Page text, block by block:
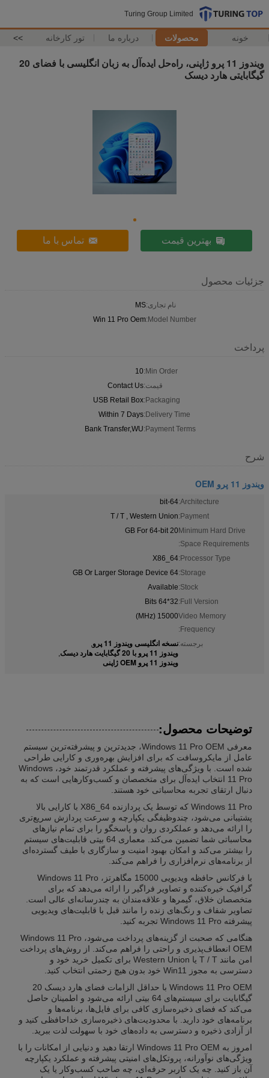
Turing Group Limited
خونه محصولات درباره ما تور کارخانه >>
ویندوز 11 پرو ژاپنی، راه‌حل ایده‌آل به زبان انگلیسی با فضای 20
گیگابایتی هارد دیسک
بهترین قیمت تماس با ما
جزئیات محصول
نام تجاری:MS
Model Number:
Win 11 Pro Oem
پرداخت
Min Order:
10
قیمت:Contact Us
Packaging:
USB Retail Box
Delivery Time:
Within 7 Days
Payment Terms:
Bank Transfer,WU
شرح
ویندوز 11 پرو OEM
Architecture:
64-bit
Payment:
T / T , Western Union
Minimum Hard Drive
Space Requirements:
20 GB For 64-bit
Processor Type:
X86_64
Storage:
64 GB Or Larger Storage Device
Stock:
Available
Full Version:
32*64 Bits
Video Memory
Frequency:
15000 (MHz)
برجسته:نسخه انگلیسی ویندوز 11 پرو ,
ویندوز 11 پرو با 20 گیگابایت هارد دیسک ,
ویندوز 11 پرو OEM ژاپنی
توضیحات محصول:
معرفی Windows 11 Pro OEM، جدیدترین و پیشرفته‌ترین سیستم
عامل از مایکروسافت که برای افزایش بهره‌وری و کارایی طراحی
شده است. با ویژگی‌های پیشرفته و عملکرد قدرتمند خود، Windows
11 Pro انتخاب ایده‌آل برای متخصصان و کسب‌وکارهایی است که به
دنبال ارتقای تجربه محاسباتی خود هستند.
Windows 11 Pro که توسط یک پردازنده X86_64 با کارایی بالا
پشتیبانی می‌شود، چندوظیفگی یکپارچه و سرعت پردازش سریع‌تری
را ارائه می‌دهد و عملکردی روان و پاسخگو را برای تمام نیازهای
محاسباتی شما تضمین می‌کند. معماری 64 بیتی قابلیت‌های سیستم
را بیشتر می‌کند و امکان بهبود امنیت و سازگاری با طیف گسترده‌ای
از برنامه‌های نرم‌افزاری را فراهم می‌کند.
با فرکانس حافظه ویدیویی 15000 مگاهرتز، Windows 11 Pro
گرافیک خیره‌کننده و تصاویر فراگیر را ارائه می‌دهد که برای
متخصصان خلاق، گیمرها و علاقه‌مندان به چندرسانه‌ای عالی است.
تصاویر شفاف و رنگ‌های زنده را مانند قبل با قابلیت‌های ویدیویی
پیشرفته Windows 11 Pro تجربه کنید.
هنگامی که صحبت از گزینه‌های پرداخت می‌شود، Windows 11 Pro
OEM انعطاف‌پذیری و راحتی را فراهم می‌کند. از روش‌های پرداخت
امن مانند T / T یا Western Union برای تکمیل خرید خود و
دسترسی به مجوز Win11 خود بدون هیچ زحمتی انتخاب کنید.
Windows 11 Pro OEM با حداقل الزامات فضای هارد دیسک 20
گیگابایت برای سیستم‌های 64 بیتی ارائه می‌شود و اطمینان حاصل
می‌کند که فضای ذخیره‌سازی کافی برای فایل‌ها، برنامه‌ها و
برنامه‌های خود دارید. با محدودیت‌های ذخیره‌سازی خداحافظی کنید و
از آزادی ذخیره و دسترسی به داده‌های خود با سهولت لذت ببرید.
امروز به Windows 11 Pro OEM ارتقا دهید و دنیایی از امکانات را با
ویژگی‌های نوآورانه، پروتکل‌های امنیتی پیشرفته و عملکرد یکپارچه
آن باز کنید. چه یک کاربر حرفه‌ای، چه صاحب کسب‌وکار یا یک